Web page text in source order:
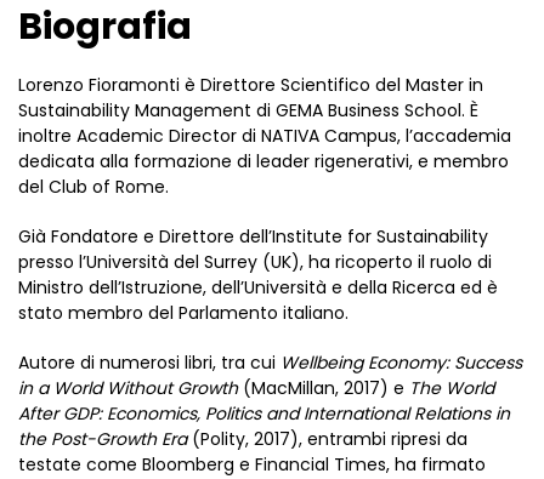
Biografia
Lorenzo Fioramonti è Direttore Scientifico del Master in
Sustainability Management di GEMA Business School. È
inoltre Academic Director di NATIVA Campus, l’accademia
dedicata alla formazione di leader rigenerativi, e membro
del Club of Rome.
Già Fondatore e Direttore dell’Institute for Sustainability
presso l’Università del Surrey (UK), ha ricoperto il ruolo di
Ministro dell’Istruzione, dell’Università e della Ricerca ed è
stato membro del Parlamento italiano.
Autore di numerosi libri, tra cui Wellbeing Economy: Success
in a World Without Growth(MacMillan, 2017) e The World
After GDP: Economics, Politics and International Relations in
the Post-Growth Era(Polity, 2017), entrambi ripresi da
testate come Bloomberg e Financial Times, ha firmato